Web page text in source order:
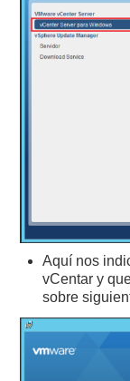
Aquí nos
vCentar y
sobre